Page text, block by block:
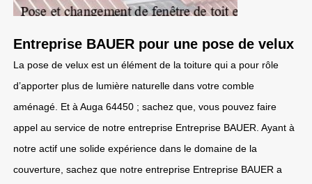
Entreprise BAUER pour une pose de velux
La pose de velux est un élément de la toiture qui a pour rôle
d’apporter plus de lumière naturelle dans votre comble
aménagé. Et à Auga 64450 ; sachez que, vous pouvez faire
appel au service de notre entreprise Entreprise BAUER. Ayant à
notre actif une solide expérience dans le domaine de la
couverture, sachez que notre entreprise Entreprise BAUER a